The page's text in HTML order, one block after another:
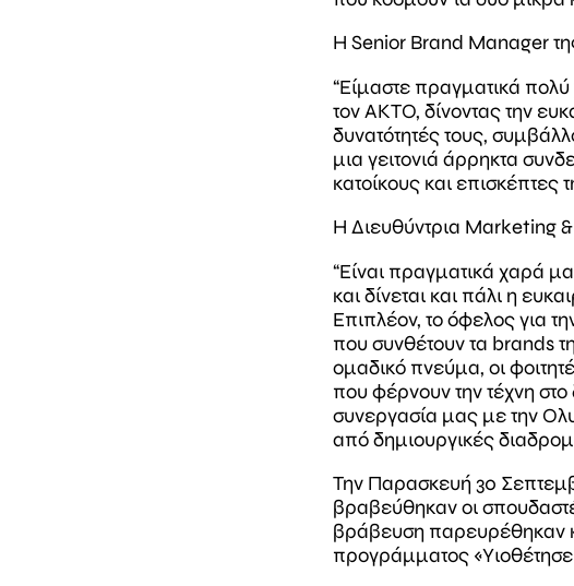
Η Senior Brand Manager
“Είμαστε πραγματικά
τον ΑΚΤΟ, δίνοντας την
δυνατότητές τους,
μια γειτονιά άρρηκτα
κατοίκους και επισκέπτες
Η Διευθύντρια Marketing
“Είναι πραγματικά χαρά
και δίνεται και πάλι η
Επιπλέον, το όφελος για
που συνθέτουν τα brands
ομαδικό πνεύμα, οι
που φέρνουν την τέχνη
συνεργασία μας με την
από δημιουργικές
Την Παρασκευή 30
βραβεύθηκαν οι
βράβευση παρευρέθηκαν
προγράμματος